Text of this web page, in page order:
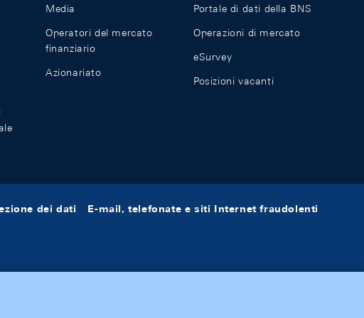
Media
Operatori del mercato
finanziario
Azionariato
Portale di dati della BNS
Operazioni di mercato
eSurvey
Posizioni vacanti
dei dati E-mail, telefonate e siti Internet fraudolenti